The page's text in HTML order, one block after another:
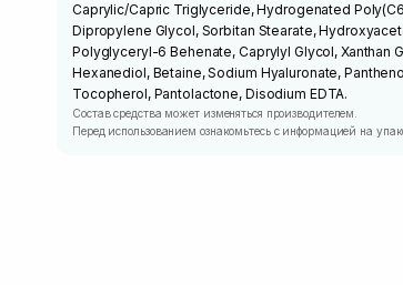
Caprylic/Capric Triglyceride, Hydrogenated
Dipropylene Glycol, Sorbitan Stearate,
Polyglyceryl-6 Behenate, Caprylyl Glycol, Xanthan
Hexanediol, Betaine, Sodium Hyaluronate,
Tocopherol, Pantolactone, Disodium EDTA.
Состав средства может изменяться производителем.
Перед использованием ознакомьтесь с информацией на